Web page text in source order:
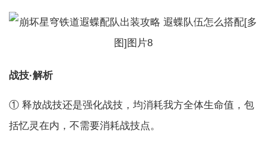
战技·解析
① 释放战技还是强化战技，均消耗我方全体生命值，包
括忆灵在内，不需要消耗战技点。